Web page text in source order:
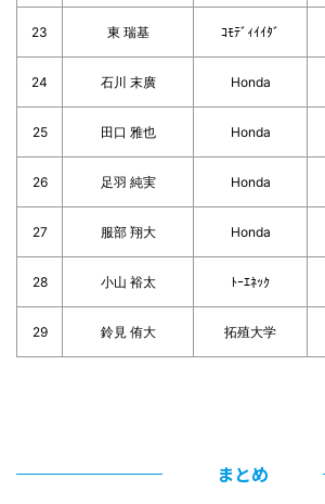
23 東 瑞基 ｺﾓﾃﾞｨｲｲﾀﾞ
24 石川 末廣 Honda
25 田口 雅也 Honda
26 足羽 純実 Honda
27 服部 翔大 Honda
28 小山 裕太 ﾄｰｴﾈｯｸ
29 鈴見 侑大 拓殖大学
まとめ